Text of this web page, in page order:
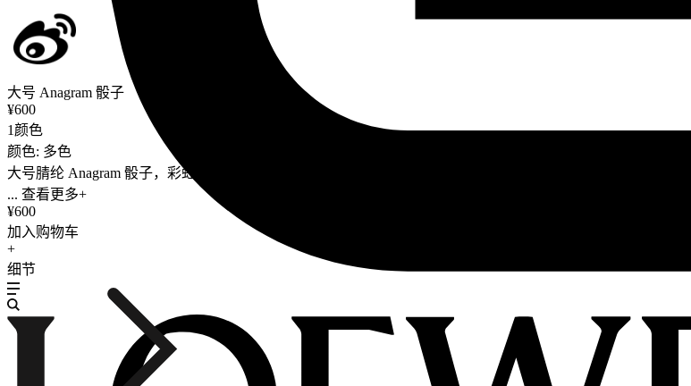
大号 Anagram 骰子
¥600
1颜色
颜色: 多色
大号腈纶 Anagram 骰子，彩虹色饰面。
... 查看更多+
¥600
加入购物车
+
细节